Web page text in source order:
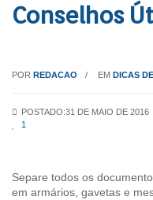
Conselhos
POR REDACAO EM DICAS
POSTADO:31 DE MAIO DE 2016
1
Separe todos os
em armários, gavetas e